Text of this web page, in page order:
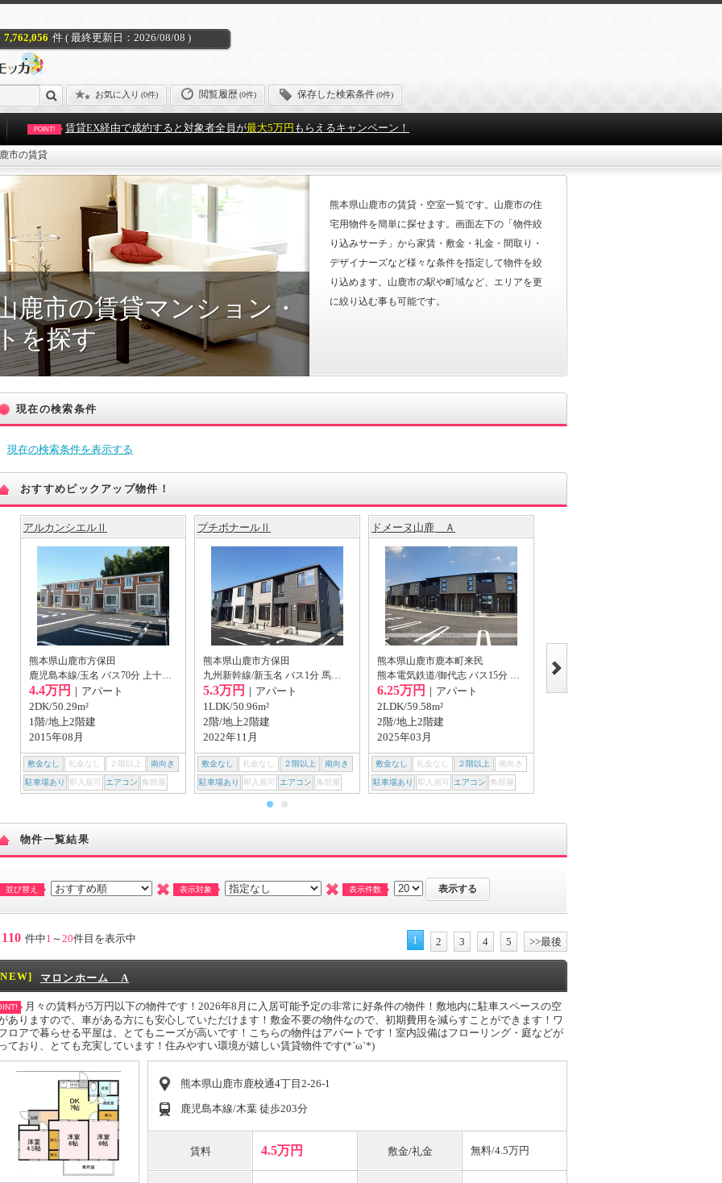
7,762,056 件 ( 最終更新日：2026/08/08 )
お気に入り (0件) 閲覧履歴(0件) 保存した検索条件(0件)
POINT! 賃貸EX経由で成約すると対象者全員が最大5万円 もらえるキャンペーン！
市の賃貸
鹿市の賃貸マンション・
を探す
熊本県山鹿市の賃貸・空室一覧です。山鹿市の住
宅用物件を簡単に探せます。画面左下の「物件絞
り込みサーチ」から家賃・敷金・礼金・間取り・
デザイナーズなど様々な条件を指定して物件を絞
り込めます。山鹿市の駅や町域など、エリアを更
に絞り込む事も可能です。
現在の検索条件
現在の検索条件を表示する
おすすめピックアップ物件！
アルカンシエルⅡ
熊本県山鹿市方保田
鹿児島本線/玉名 バス70分 上十三部バス停から徒歩8分
4.4万円 ｜アパート
2DK/50.29m²
1階/地上2階建
2015年08月
敷金なし 礼金なし ２階以上 南向き
駐車場あり 即入居可 エアコン 角部屋
プチボナールⅡ
熊本県山鹿市方保田
九州新幹線/新玉名 バス1分 馬見塚バス停から徒歩4分
5.3万円 ｜アパート
1LDK/50.96m²
2階/地上2階建
2022年11月
敷金なし 礼金なし ２階以上 南向き
駐車場あり 即入居可 エアコン 角部屋
ドメーヌ山鹿 Ａ
熊本県山鹿市鹿本町来民
熊本電気鉄道/御代志 バス15分 来民中町バス停から徒歩1分
6.25万円 ｜アパート
2LDK/59.58m²
2階/地上2階建
2025年03月
敷金なし 礼金なし ２階以上 南向き
駐車場あり 即入居可 エアコン 角部屋
熊本県山鹿市杉
4.9万円
物件一覧結果
並び替え 表示対象 表示件数
110 件中1 ～ 20件目を表示中 1 2 3 4 5 >>最後
マロンホーム A
月々の賃料が5万円以下の物件です！2026年8月に入居可能予定の非常に好条件の物件！敷地内に駐車スペースの空
ありますので、車がある方にも安心していただけます！敷金不要の物件なので、初期費用を減らすことができます！ワ
ロアで暮らせる平屋は、とてもニーズが高いです！こちらの物件はアパートです！室内設備はフローリング・庭などが
ており、とても充実しています！住みやすい環境が嬉しい賃貸物件です(*´ω`*)
熊本県山鹿市鹿校通4丁目2-26-1
鹿児島本線/木葉 徒歩203分
賃料 4.5万円 敷金/礼金 無料/4.5万円